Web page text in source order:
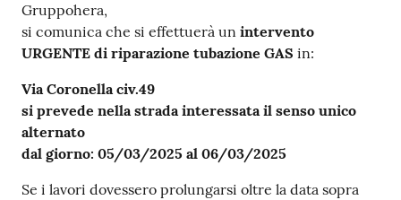
Gruppohera,
si comunica che si effettuerà un intervento
URGENTE di riparazione tubazione GAS in:
Via Coronella civ.49
si prevede nella strada interessata il senso unico
alternato
dal giorno: 05/03/2025 al 06/03/2025
Se i lavori dovessero prolungarsi oltre la data sopra